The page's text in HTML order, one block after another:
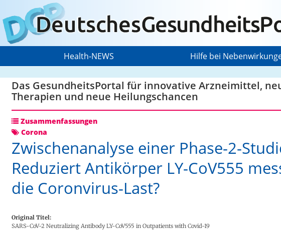
Health-NEWS Hilfe bei
Das GesundheitsPortal für innovative Arzneimittel,
Therapien und neue Heilungschancen
Zusammenfassungen
Corona
Zwischenanalyse einer Phase-2-
Reduziert Antikörper LY-CoV555
die Coronvirus-Last?
Original Titel:
SARS-CoV-2 Neutralizing Antibody LY-CoV555 in Outpatients with Covid-19